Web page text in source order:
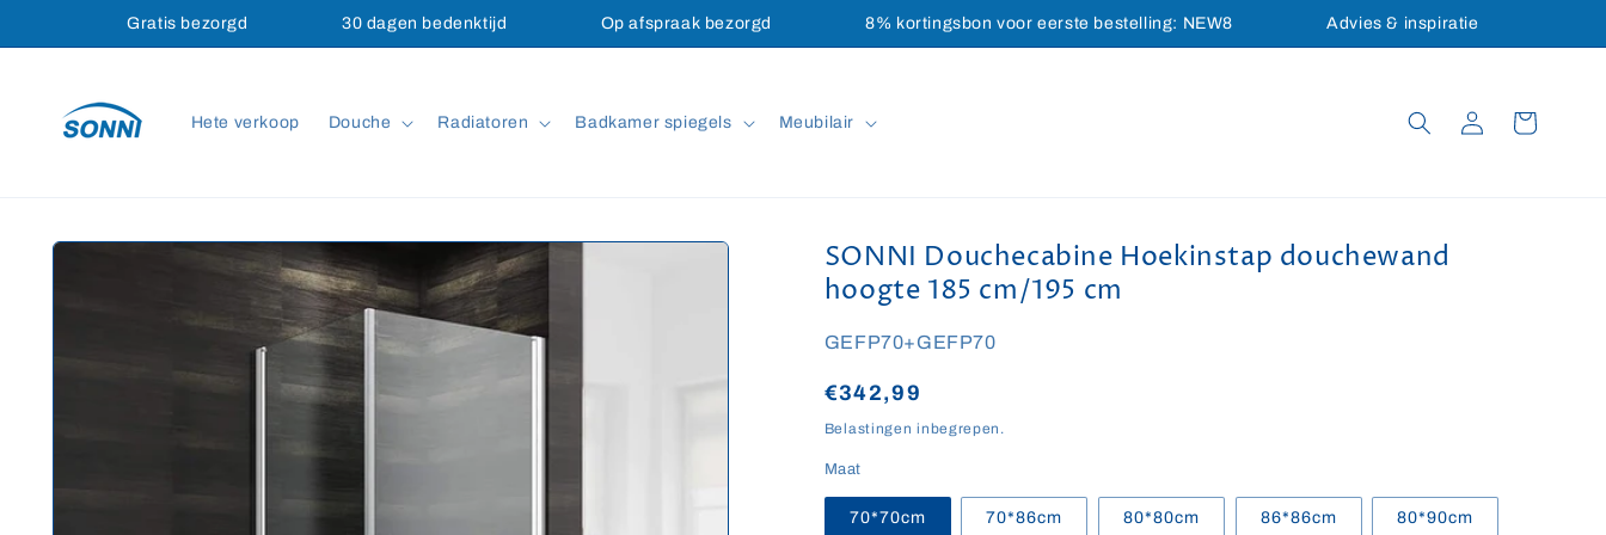
content
Gratis bezorgd 30 dagen bedenktijd Op afspraak bezorgd 8% kortingsbon voor eerste bestelling: NEW8 Advies & inspiratie
Hete verkoop Douche Radiatoren Badkamer spiegels Meubilair InloggenWinkelwagen
SONNI Douchecabine Hoekinstap douchewand
hoogte 185 cm/195 cm
SKU:
GEFP70+GEFP70
Normale
prijs
€342,99
Belastingen inbegrepen.
Maat
70*70cm 70*86cm 80*80cm 86*86cm 80*90cm